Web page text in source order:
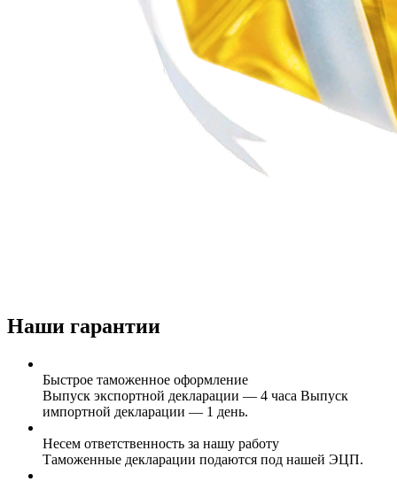
Наши гарантии
Быстрое таможенное оформление
Выпуск экспортной декларации — 4 часа Выпуск
импортной декларации — 1 день.
Несем ответственность за нашу работу
Таможенные декларации подаются под нашей ЭЦП.